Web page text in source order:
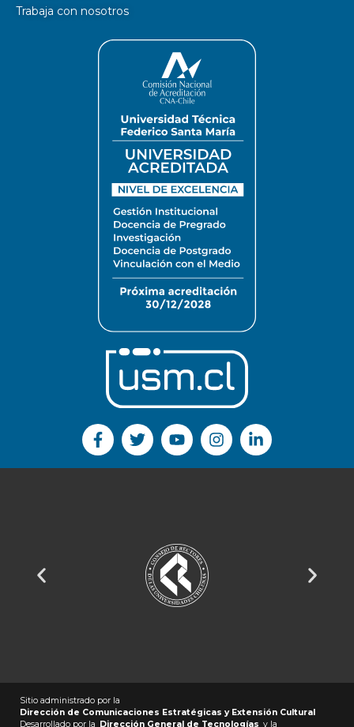
Trabaja con nosotros
Sitio administrado por la
Dirección de Comunicaciones Estratégicas y Extensión Cultural
Desarrollado por la
Dirección General de Tecnologías y la